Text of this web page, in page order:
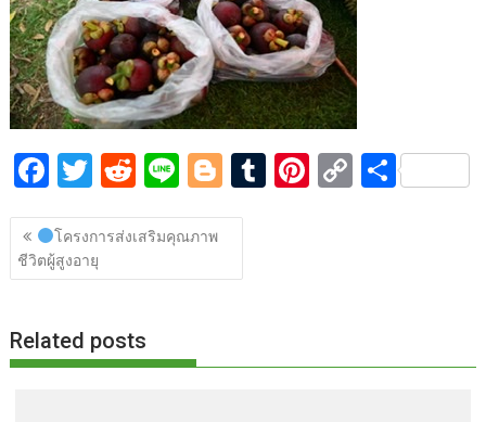
o
k
n
k
F
ac
e
b
o
k
T
w
itt
er
R
e
d
di
Li
n
e
Bl
o
g
T Pi C
k
S
แนะแนว
เรื่อง
โครงการส่งเสริมคุณภาพ
ชีวิตผู้สูงอายุ
Related posts